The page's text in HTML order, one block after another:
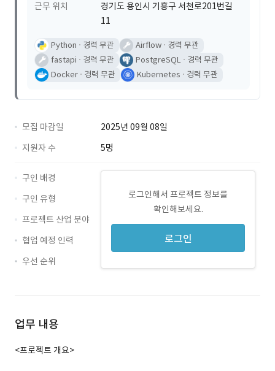
근무 위치
경기도 용인시 기흥구 서천로201번길
11
Python 경력 무관 Airflow
경력 무관
fastapi
경력 무관 PostgreSQL
경력 무관
Docker
경력 무관 Kubernetes 경력 무관
모집 마감일
2025년 09월 08일
지원자 수
5명
로그인해서 프로젝트 정보를
확인해보세요.
로그인
구인 배경
구인 유형
프로젝트 산업 분야
협업 예정 인력
우선 순위
업무 내용
<프로젝트 개요>